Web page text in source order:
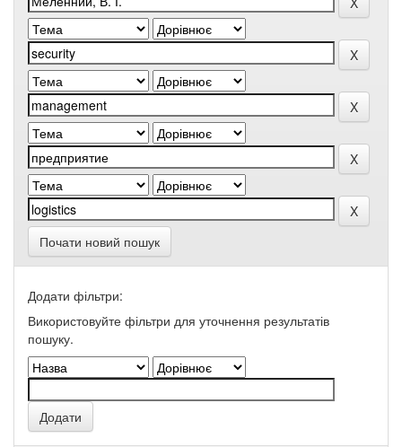
Почати новий пошук
Додати фільтри:
Використовуйте фільтри для уточнення результатів
пошуку.